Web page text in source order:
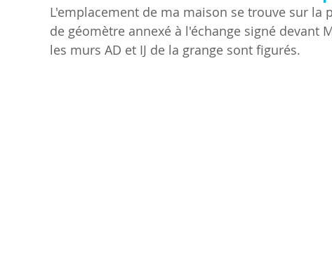
L'emplacement de ma maison se trouve sur la
de géomètre annexé à l'échange signé devant
les murs AD et IJ de la grange sont figurés.